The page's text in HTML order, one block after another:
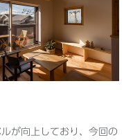
が向上しており、今回の